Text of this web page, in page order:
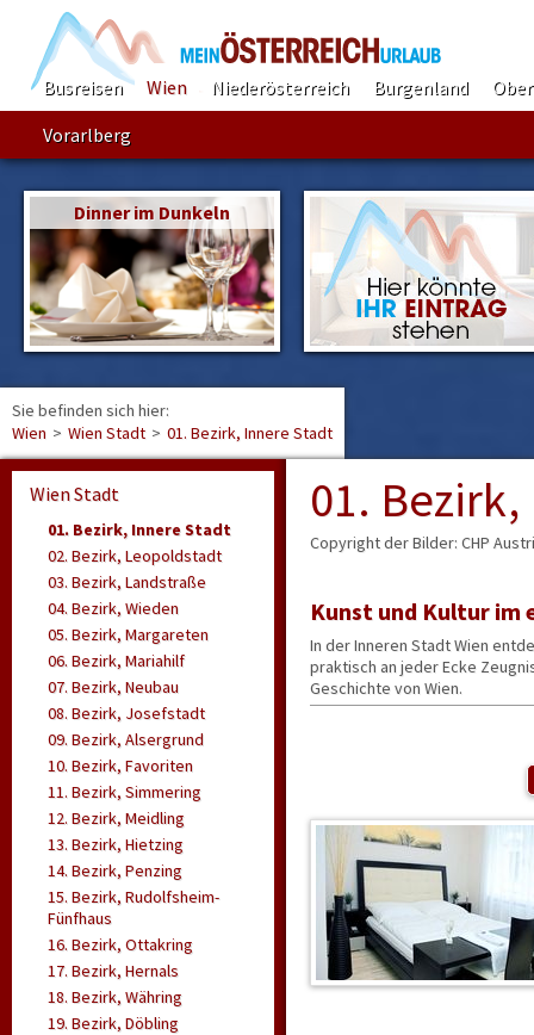
Busreisen Wien Niederösterreich Burgenland
Vorarlberg
Dinner im Dunkeln
Sie befinden sich hier:
Wien > Wien Stadt > 01. Bezirk, Innere Stadt
Wien Stadt
01. Bezirk, Innere Stadt
02. Bezirk, Leopoldstadt
03. Bezirk, Landstraße
04. Bezirk, Wieden
05. Bezirk, Margareten
06. Bezirk, Mariahilf
07. Bezirk, Neubau
08. Bezirk, Josefstadt
09. Bezirk, Alsergrund
10. Bezirk, Favoriten
11. Bezirk, Simmering
12. Bezirk, Meidling
13. Bezirk, Hietzing
14. Bezirk, Penzing
15. Bezirk, Rudolfsheim-
Fünfhaus
16. Bezirk, Ottakring
17. Bezirk, Hernals
18. Bezirk, Währing
19. Bezirk, Döbling
01.
Copyright der Bilder: CHP
Kunst und Kultur im
In der Inneren Stadt Wien
praktisch an jeder Ecke
Geschichte von Wien.
Sehenswürdigkeiten der
Innere Stadt Wien:
Das bekannteste Gebäude
Blick auf Wien. Ebenfalls
Innere Stadt Wien:
weltberühmten Attraktionen,
Antiquitätengeschäften.
Innere Stadt Wien
Kunstinteressierte werden